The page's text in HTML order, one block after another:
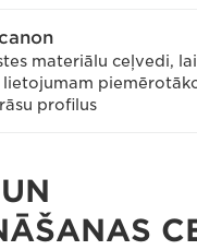
materiālu ceļvedi,
profilus